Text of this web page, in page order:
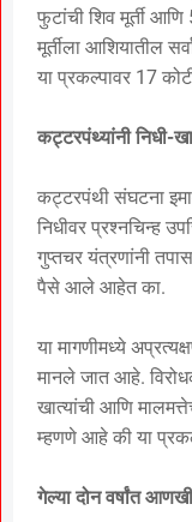
फुटांची शिव मूर्ती
मूर्तीला आशियातील
या प्रकल्पावर 17
कट्टरपंथ्यांनी निधी-
कट्टरपंथी संघटना
निधीवर प्रश्नचिन्ह
गुप्तचर यंत्रणांनी
पैसे आले आहेत का.
या मागणीमध्ये
मानले जात आहे.
खात्यांची आणि
म्हणणे आहे की या
गेल्या दोन वर्षांत